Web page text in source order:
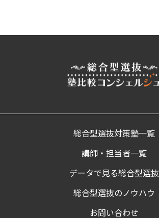
総合型選抜対策塾一覧
講師・担当者一覧
データで見る総合型選抜
総合型選抜のノウハウ
お問い合わせ